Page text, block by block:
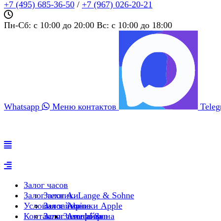
+7 (495) 685‑36‑50 / +7 (967) 026‑20‑21
Пн-Сб: c 10:00 до 20:00 Вс: c 10:00 до 18:00
Whatsapp Меню контактов
Залог часов
Залог A. Lange & Sohne
Залог Alpina
Залог Arnold Son
Залог техники
Залог техники Apple
Залог айфона
Залог телефона
Условия займа
Контакты